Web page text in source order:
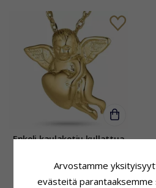
Enkeli kaulaketju kullattua
CHANTI hinta 106,-
Arvostamme
evästeitä parantaaksemme